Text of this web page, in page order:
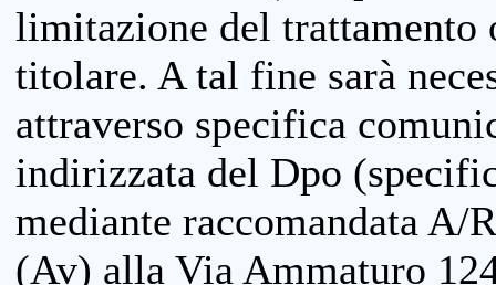
limitazione del trattamento
titolare. A tal fine sarà
attraverso specifica
indirizzata del Dpo
mediante raccomandata
(Av) alla Via Ammaturo